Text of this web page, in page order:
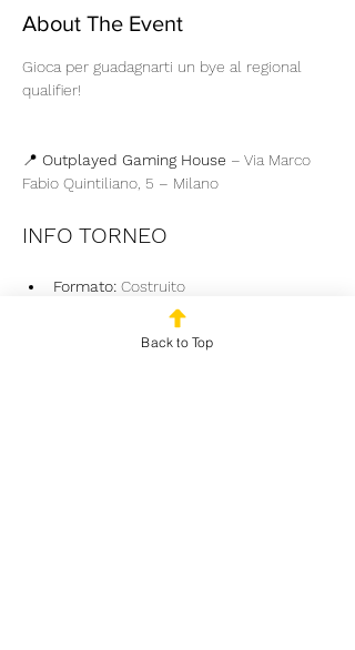
About The Event
Gioca per guadagnarti un bye al regional
qualifier!
📍 Outplayed Gaming House – Via Marco
Fabio Quintiliano, 5 – Milano
INFO TORNEO
Formato: Costruito
Svizzera + Top Cut (in base ai
20€ se ti preiscrivi
Back to Top